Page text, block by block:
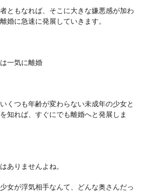
ともなれば、そこに大きな嫌悪感が加わ
婚に急速に発展していきます。
一気に離婚
くつも年齢が変わらない未成年の少女と
知れば、すぐにでも離婚へと発展しま
ありませんよね。
女が浮気相手なんて、どんな奥さんだっ